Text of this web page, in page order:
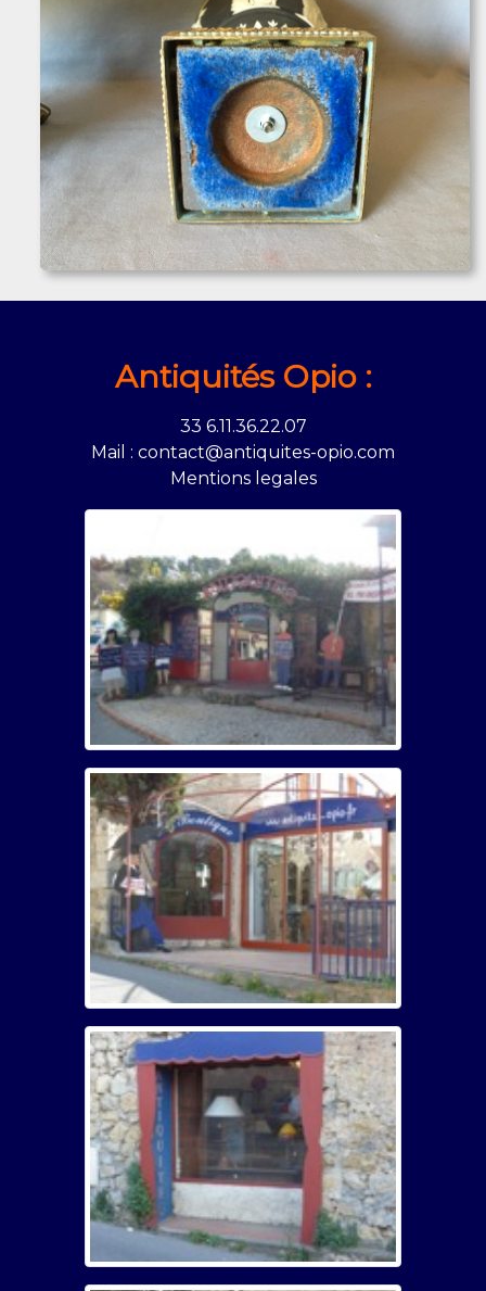
Antiquités Opio :
33 6.11.36.22.07
Mail : contact@antiquites-opio.com
Mentions legales